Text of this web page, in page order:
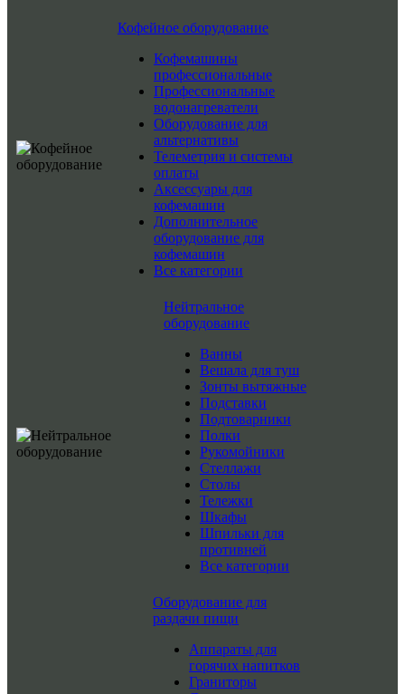
Кофейное оборудование
Кофемашины
профессиональные
Профессиональные
водонагреватели
Оборудование для
альтернативы
Телеметрия и системы
оплаты
Аксессуары для
кофемашин
Дополнительное
оборудование для
кофемашин
Все категории
Нейтральное
оборудование
Ванны
Вешала для туш
Зонты вытяжные
Подставки
Подтоварники
Полки
Рукомойники
Стеллажи
Столы
Тележки
Шкафы
Шпильки для
противней
Все категории
Оборудование для
раздачи пищи
Аппараты для
горячих напитков
Граниторы